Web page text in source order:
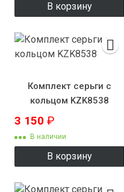
В корзину
Комплект серьги с
кольцом KZK8538
3 150 ₽
В наличии
В корзину